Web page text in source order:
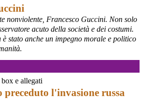
nonviolente, Francesco Guccini. Non solo
acuto della società e dei costumi.
stato anche un impegno morale e politico
e allegati
preceduto l'invasione russa